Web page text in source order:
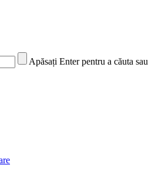
Apăsați Enter pentru a căuta sau